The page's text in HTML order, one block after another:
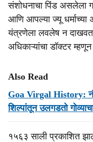
संशोधनाचा पिंड असलेला
आणि आपल्या ज्यू धर्माच्या
यंत्रणेला लवलेष न
अधिकाऱ्यांचा डॉक्टर म्हणून
Also Read
Goa Virgal History:
शिल्पांतून उलगडतो
१५६३ साली प्रकाशित